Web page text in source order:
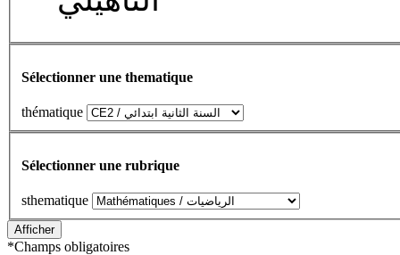
Sélectionner une thematique
thématique
Sélectionner une rubrique
sthematique
*Champs obligatoires